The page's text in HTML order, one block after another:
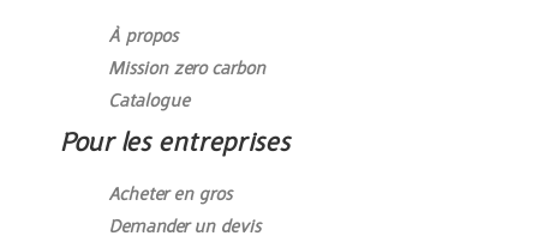
À propos
Mission zero carbon
Catalogue
Pour les entreprises
Acheter en gros
Demander un devis